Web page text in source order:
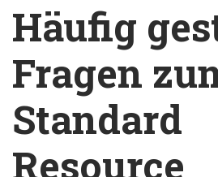
Häufig
Fragen
Standard
Resource